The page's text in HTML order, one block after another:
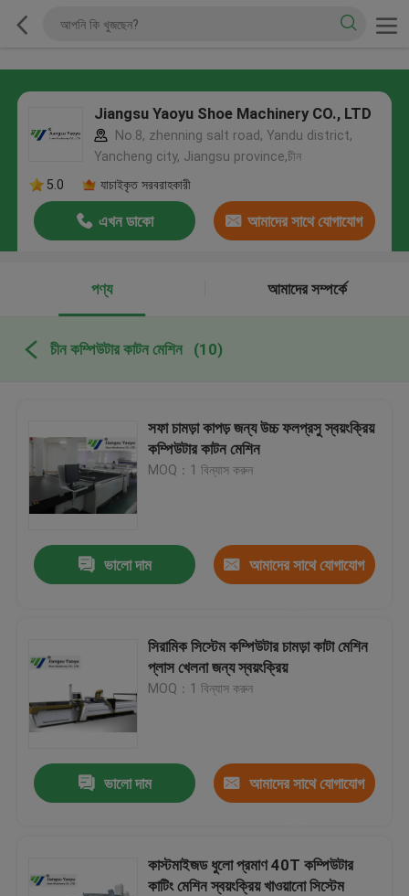
Jiangsu Yaoyu Shoe Machinery CO., LTD
No.8, zhenning salt road, Yandu district,
Yancheng city, Jiangsu province,চীন
5.0
যাচাইকৃত সরবরাহকারী
এখন ডাকো আমাদের সাথে যোগাযোগ
পণ্য
আমাদের সম্পর্কে
চীন কম্পিউটার কাটন মেশিন (10)
সফা চামড়া কাপড় জন্য উচ্চ ফলপ্রসু স্বয়ংক্রিয়
কম্পিউটার কাটন মেশিন
MOQ：1 বিন্যাস করুন
ভালো দাম আমাদের সাথে যোগাযোগ
সিরামিক সিস্টেম কম্পিউটার চামড়া কাটা মেশিন
প্লাস খেলনা জন্য স্বয়ংক্রিয়
MOQ：1 বিন্যাস করুন
ভালো দাম আমাদের সাথে যোগাযোগ
কাস্টমাইজড ধুলো প্রমাণ 40T কম্পিউটার
কাটিং মেশিন স্বয়ংক্রিয় খাওয়ানো সিস্টেম